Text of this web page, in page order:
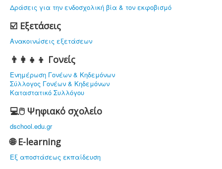
Δράσεις για την ενδοσχολική βία & τον εκφοβισμό
☑️ Εξετάσεις
Ανακοινώσεις εξετάσεων
👨‍👩‍👧‍👦 Γονείς
Ενημέρωση Γονέων & Κηδεμόνων
Σύλλογος Γονέων & Κηδεμόνων
Καταστατικό Συλλόγου
💻🖱️ Ψηφιακό σχολείο
dschool.edu.gr
🌐 E-learning
Εξ αποστάσεως εκπαίδευση